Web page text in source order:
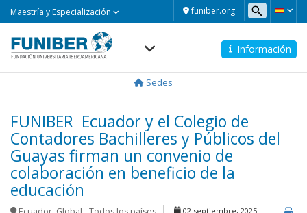
funiber.org
Maestría y Especialización
Información
Sedes
FUNIBER Ecuador y el Colegio de
Contadores Bachilleres y Públicos del
Guayas firman un convenio de
colaboración en beneficio de la
educación
02 septiembre, 2025